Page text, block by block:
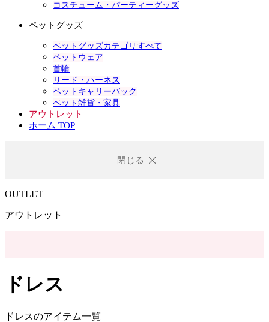
コスチューム・パーティーグッズ
ペットグッズ
ペットグッズカテゴリすべて
ペットウェア
首輪
リード・ハーネス
ペットキャリーバック
ペット雑貨・家具
アウトレット
ホーム TOP
閉じる
OUTLET
アウトレット
ドレス
ドレスのアイテム一覧